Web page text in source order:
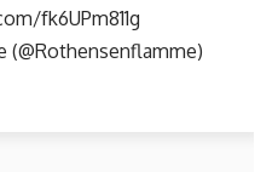
fk6UPm811g